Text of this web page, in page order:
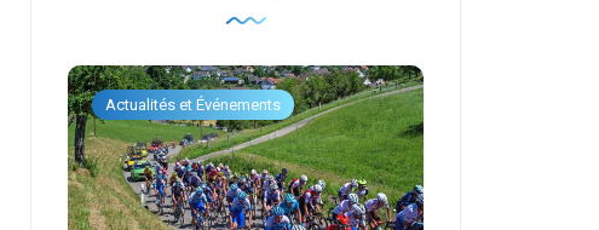
Actualités et Événements